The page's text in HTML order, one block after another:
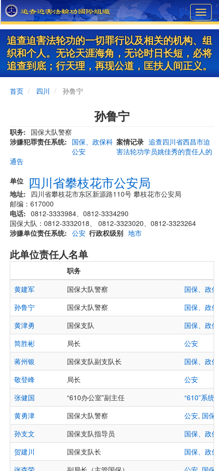
Skip
to
main
content
追查迫害法轮功的一切罪行以及相关的机构、组
织和个人。无论天涯海角，无论时日长短，必将
追查到底；行天理，再现公道，匡扶人间正义。
首页 四川 孙鲁宁
孙鲁宁
职务
国保大队警察
涉嫌犯罪责任系统
国保、政保科
公安
案情记录 追查四川省西昌市迫
害法轮功学员姚佳秀的责任人的
通告
单位
四川省攀枝花市公安局
地址
四川省攀枝花市东区新源路110号 攀枝花市公安局
邮编：617000
电话
0812-3333984、0812-3334290
国保大队：0812-3332018、 0812-3323020、0812-3323264
涉嫌单位责任系统
公安 行政权级别 地市
此单位责任人名单
职务
黄建军
国保大队警察
国保、政
孙鲁宁
国保大队警察
国保、政
黄津勇
国保支队
国保、政
简胜彬
局长
公安
蒋州银
国保支队副支队长
国保、政
敬登峰
局长
公安
张健国
“610办公室”副主任 “610”系统
黄勇津
国保大队警察 公安, 国保
孙支文
国保支队指导员
国保、政
贺建川
国保支队长
国保、政